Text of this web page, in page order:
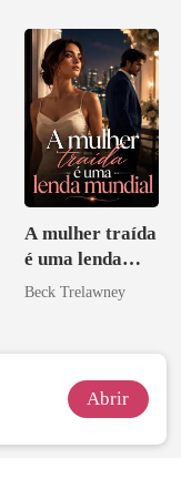
los
A mulher traída
é uma lenda
mundial
Beck Trelawney
Abrir